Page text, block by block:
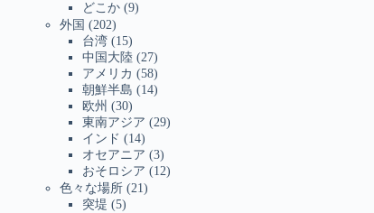
どこか (9)
外国 (202)
台湾 (15)
中国大陸 (27)
アメリカ (58)
朝鮮半島 (14)
欧州 (30)
東南アジア (29)
インド (14)
オセアニア (3)
おそロシア (12)
色々な場所 (21)
突堤 (5)